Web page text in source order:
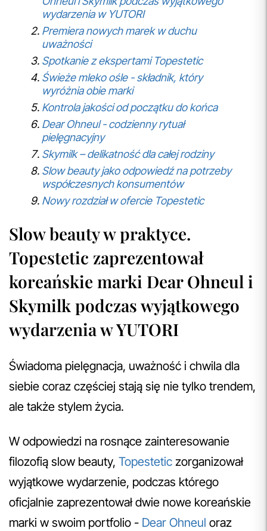
wydarzenia w YUTORI
Premiera nowych marek w duchu
uważności
Spotkanie z ekspertami Topestetic
Świeże mleko ośle - składnik, który
wyróżnia obie marki
Kontrola jakości od początku do końca
Dear Ohneul - codzienny rytuał
pielęgnacyjny
Skymilk – delikatność dla całej rodziny
Slow beauty jako odpowiedź na potrzeby
współczesnych konsumentów
Nowy rozdział w ofercie Topestetic
Slow beauty w praktyce.
Topestetic zaprezentował
koreańskie marki Dear Ohneul i
Skymilk podczas wyjątkowego
wydarzenia w YUTORI
Świadoma pielęgnacja, uważność i chwila dla
siebie coraz częściej stają się nie tylko trendem,
ale także stylem życia.
W odpowiedzi na rosnące zainteresowanie
filozofią slow beauty, Topestetic zorganizował
wyjątkowe wydarzenie, podczas którego
oficjalnie zaprezentował dwie nowe koreańskie
marki w swoim portfolio - Dear Ohneul oraz